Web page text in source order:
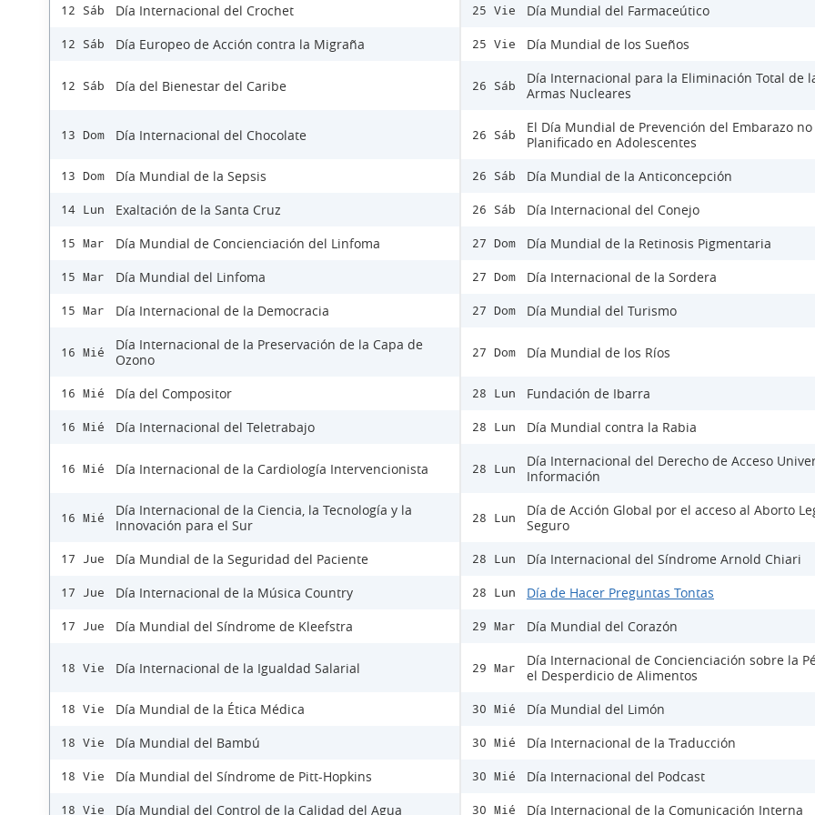
12 Sáb Día Internacional del Crochet
12 Sáb Día Europeo de Acción contra la Migraña
12 Sáb Día del Bienestar del Caribe
13 Dom Día Internacional del Chocolate
13 Dom Día Mundial de la Sepsis
14 Lun Exaltación de la Santa Cruz
15 Mar Día Mundial de Concienciación del Linfoma
15 Mar Día Mundial del Linfoma
15 Mar Día Internacional de la Democracia
16 Mié
Día Internacional de la Preservación de la Capa de
Ozono
16 Mié Día del Compositor
16 Mié Día Internacional del Teletrabajo
16 Mié Día Internacional de la Cardiología Intervencionista
16 Mié
Día Internacional de la Ciencia, la Tecnología y la
Innovación para el Sur
17 Jue Día Mundial de la Seguridad del Paciente
17 Jue Día Internacional de la Música Country
17 Jue Día Mundial del Síndrome de Kleefstra
18 Vie Día Internacional de la Igualdad Salarial
18 Vie Día Mundial de la Ética Médica
18 Vie Día Mundial del Bambú
18 Vie Día Mundial del Síndrome de Pitt-Hopkins
18 Vie Día Mundial del Control de la Calidad del Agua
25 Vie Día Mundial del Farmaceútico
25 Vie Día Mundial de los Sueños
26 Sáb
Día Internacional para la Eliminación Total de
Armas Nucleares
26 Sáb
El Día Mundial de Prevención del Embarazo no
Planificado en Adolescentes
26 Sáb Día Mundial de la Anticoncepción
26 Sáb Día Internacional del Conejo
27 Dom Día Mundial de la Retinosis Pigmentaria
27 Dom Día Internacional de la Sordera
27 Dom Día Mundial del Turismo
27 Dom Día Mundial de los Ríos
28 Lun Fundación de Ibarra
28 Lun Día Mundial contra la Rabia
28 Lun
Día Internacional del Derecho de Acceso
Información
28 Lun
Día de Acción Global por el acceso al Aborto
Seguro
28 Lun Día Internacional del Síndrome Arnold Chiari
28 Lun Día de Hacer Preguntas Tontas
29 Mar Día Mundial del Corazón
29 Mar
Día Internacional de Concienciación sobre la
el Desperdicio de Alimentos
30 Mié Día Mundial del Limón
30 Mié Día Internacional de la Traducción
30 Mié Día Internacional del Podcast
30 Mié Día Internacional de la Comunicación Interna